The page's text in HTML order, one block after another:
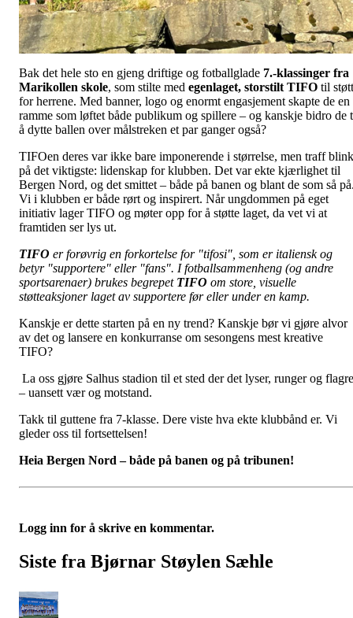
Bak det hele sto en gjeng driftige og fotballglade 7.-klassinger fra
Marikollen skole, som stilte med egenlaget, storstilt TIFO til
for herrene. Med banner, logo og enormt engasjement skapte de en
ramme som løftet både publikum og spillere – og kanskje bidro de
å dytte ballen over målstreken et par ganger også?
TIFOen deres var ikke bare imponerende i størrelse, men traff blink
på det viktigste: lidenskap for klubben. Det var ekte kjærlighet til
Bergen Nord, og det smittet – både på banen og blant de som så
Vi i klubben er både rørt og inspirert. Når ungdommen på eget
initiativ lager TIFO og møter opp for å støtte laget, da vet vi at
framtiden ser lys ut.
TIFO er forøvrig en forkortelse for "tifosi", som er italiensk og
betyr "supportere" eller "fans". I fotballsammenheng (og andre
sportsarenaer) brukes begrepet TIFO om store, visuelle
støtteaksjoner laget av supportere før eller under en kamp.
Kanskje er dette starten på en ny trend? Kanskje bør vi gjøre alvor
av det og lansere en konkurranse om sesongens mest kreative
TIFO?
La oss gjøre Salhus stadion til et sted der det lyser, runger og
– uansett vær og motstand.
Takk til guttene fra 7-klasse. Dere viste hva ekte klubbånd er. Vi
gleder oss til fortsettelsen!
Heia Bergen Nord – både på banen og på tribunen!
Logg inn for å skrive en kommentar.
Siste fra Bjørnar Støylen Sæhle